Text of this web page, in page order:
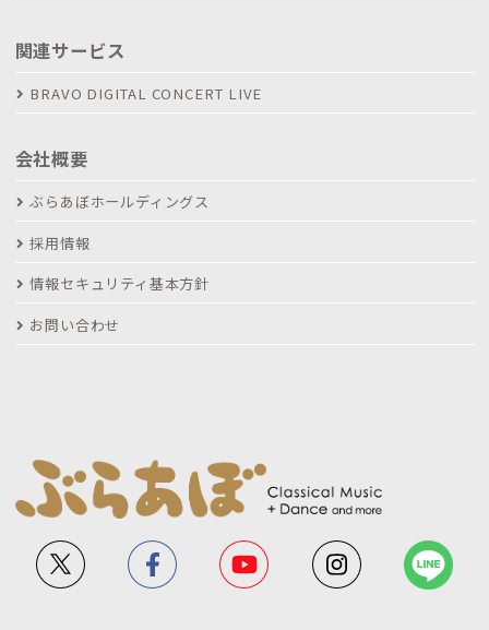
関連サービス
BRAVO DIGITAL CONCERT LIVE
会社概要
ぶらあぼホールディングス
採用情報
情報セキュリティ基本方針
お問い合わせ